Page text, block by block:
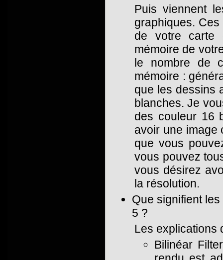
Puis viennent
graphiques.
de votre carte
mémoire de
le nombre de
mémoire :
que les dessins
blanches. Je
des couleur 16
avoir une image
que vous
vous pouvez
vous désirez
la résolution.
Que signifient
5 ?
Les explications
Bilinéar